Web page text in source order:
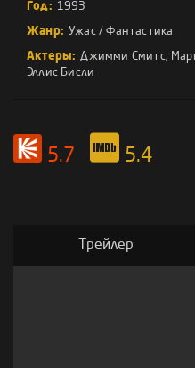
Год: 1993
Жанр: Ужас/Фантастика
Актеры: Джимми Смитс,
Эллис Бисли
5.7 5.4
Трейлер